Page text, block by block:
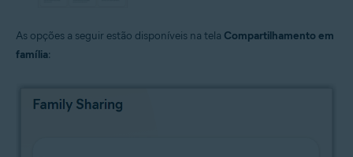
As opções a seguir estão disponíveis na tela Compartilhamento em
família: